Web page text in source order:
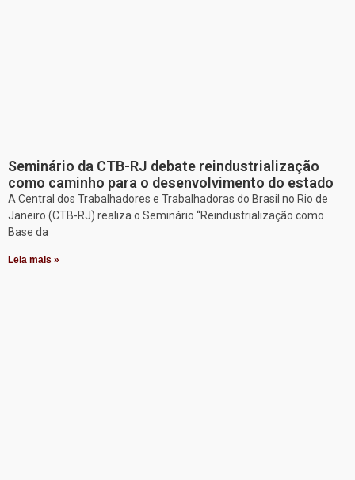
Seminário da CTB-RJ debate reindustrialização
como caminho para o desenvolvimento do estado
A Central dos Trabalhadores e Trabalhadoras do Brasil no Rio de
Janeiro (CTB-RJ) realiza o Seminário “Reindustrialização como
Base da
Leia mais »